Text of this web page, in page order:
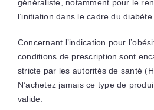
généraliste, notamment pour le
l’initiation dans le cadre du diabète
Concernant l’indication pour
conditions de prescription sont
stricte par les autorités de santé
N’achetez jamais ce type de
valide.